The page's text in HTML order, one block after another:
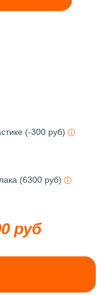
(-300 руб)
(6300 руб)
руб